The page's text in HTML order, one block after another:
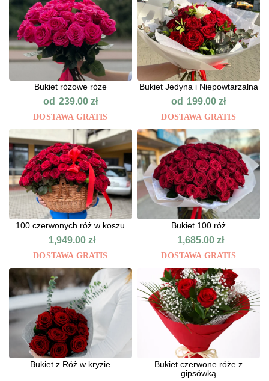
Bukiet różowe róże
od 239.00 zł
DOSTAWA GRATIS
Bukiet Jedyna i Niepowtarzalna
od 199.00zł
DOSTAWA GRATIS
100 czerwonych róż w koszu
1,949.00zł
DOSTAWA GRATIS
Bukiet 100 róż
1,685.00 zł
DOSTAWA GRATIS
Bukiet z Róż w kryzie
Bukiet czerwone róże z
gipsówką